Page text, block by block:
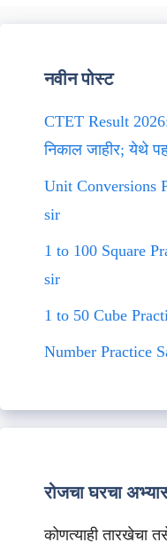
नवीन पोस्ट
CTET Result 2026:
निकाल जाहीर; येथे
Unit Conversions
sir
1 to 100 Square
sir
1 to 50 Cube
Number Practice
रोजचा घरचा
कोणत्याही तारखेचा